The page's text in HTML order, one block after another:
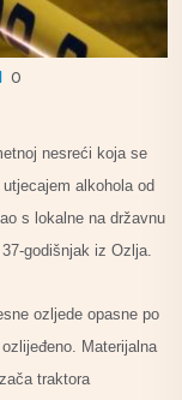
0
nesreći koja se
alkohola od
s lokalne na državnu
godišnjak iz Ozlja.
ozljede opasne po
Materijalna
traktora